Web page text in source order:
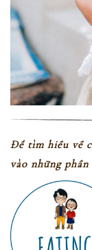
Để tìm hiều về
vào những